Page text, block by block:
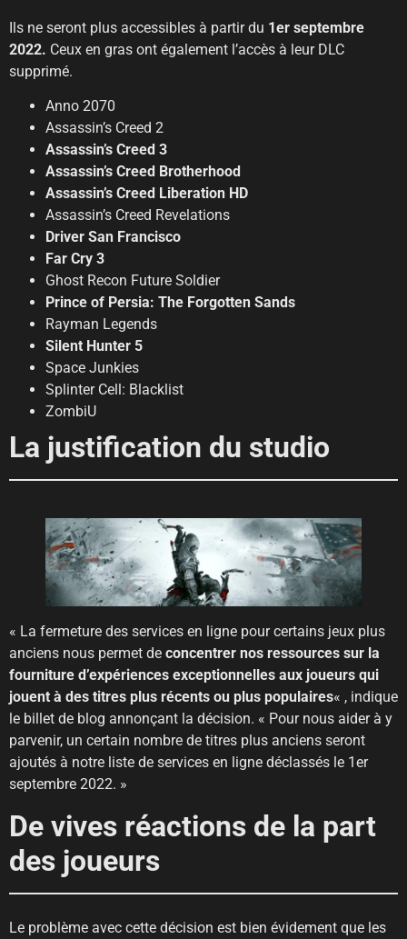
Ils ne seront plus accessibles à partir du 1er septembre
2022. Ceux en gras ont également l’accès à leur DLC
supprimé.
Anno 2070
Assassin’s Creed 2
Assassin’s Creed 3
Assassin’s Creed Brotherhood
Assassin’s Creed Liberation HD
Assassin’s Creed Revelations
Driver San Francisco
Far Cry 3
Ghost Recon Future Soldier
Prince of Persia: The Forgotten Sands
Rayman Legends
Silent Hunter 5
Space Junkies
Splinter Cell: Blacklist
ZombiU
La justification du studio
« La fermeture des services en ligne pour certains jeux plus
anciens nous permet de concentrer nos ressources sur la
fourniture d’expériences exceptionnelles aux joueurs qui
jouent à des titres plus récents ou plus populaires« , indique
le billet de blog annonçant la décision. « Pour nous aider à y
parvenir, un certain nombre de titres plus anciens seront
ajoutés à notre liste de services en ligne déclassés le 1er
septembre 2022. »
De vives réactions de la part
des joueurs
Le problème avec cette décision est bien évidement que les